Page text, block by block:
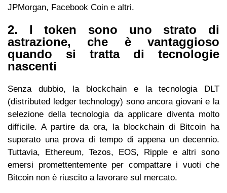
JPMorgan, Facebook Coin e altri.
2. I token sono uno strato di
astrazione, che è vantaggioso
quando si tratta di tecnologie
nascenti
Senza dubbio, la blockchain e la tecnologia DLT
(distributed ledger technology) sono ancora giovani e la
selezione della tecnologia da applicare diventa molto
difficile. A partire da ora, la blockchain di Bitcoin ha
superato una prova di tempo di appena un decennio.
Tuttavia, Ethereum, Tezos, EOS, Ripple e altri sono
emersi promettentemente per compattare i vuoti che
Bitcoin non è riuscito a lavorare sul mercato.